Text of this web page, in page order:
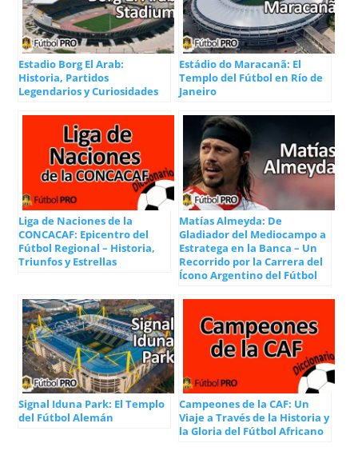
Estadio Borg El Arab:
Historia, Partidos
Legendarios y Curiosidades
Estádio do Maracanã: El
Templo del Fútbol en Río de
Janeiro
Liga de Naciones de la
CONCACAF: Epicentro del
Fútbol Regional – Historia,
Triunfos y Estrellas
Matías Almeyda: De
Gladiador del Mediocampo a
Estratega en la Banca – Un
Recorrido por la Carrera del
Ícono Argentino del Fútbol
Signal Iduna Park: El Templo
del Fútbol Alemán
Campeones de la CAF: Un
Viaje a Través de la Historia y
la Gloria del Fútbol Africano